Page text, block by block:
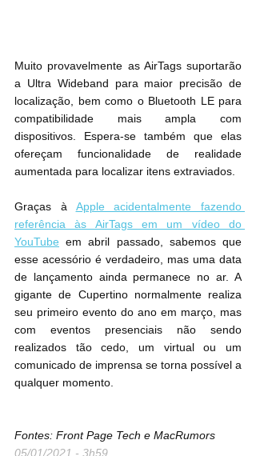
Muito provavelmente as AirTags suportarão
a Ultra Wideband para maior precisão de
localização, bem como o Bluetooth LE para
compatibilidade mais ampla com
dispositivos. Espera-se também que elas
ofereçam funcionalidade de realidade
aumentada para localizar itens extraviados.
Graças à Apple acidentalmente fazendo
referência às AirTags em um vídeo do
YouTube em abril passado, sabemos que
esse acessório é verdadeiro, mas uma data
de lançamento ainda permanece no ar. A
gigante de Cupertino normalmente realiza
seu primeiro evento do ano em março, mas
com eventos presenciais não sendo
realizados tão cedo, um virtual ou um
comunicado de imprensa se torna possível a
qualquer momento.
Fontes: Front Page Tech e MacRumors
05/01/2021 - 3h59